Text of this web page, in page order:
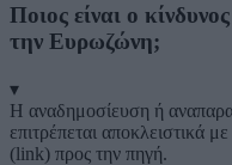
Ποιος είναι ο
την Ευρωζώνη;
▾
Η αναδημοσίευση ή
επιτρέπεται αποκλειστικά
(link) προς την πηγή.